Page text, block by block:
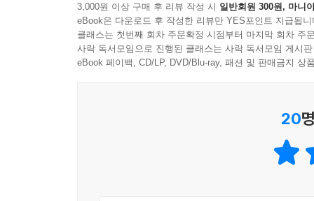
일반적으로 출산 후 3주 정도 지나면 몸을 가볍게
터는 걷기나 조깅, 자전거 타기 등과 같은 유산소
--- p.177
분명 고통과 통증이 있는데도 그 실체를 알 수 없
무엇이 어디서부터 잘못되었는지, 이제 그 바람의
찬바람을 쏘여서는 안 되고 섣불리 몸을 씻어서
그렇다면 미국, 유럽 등지에도 산후조리 문화
3,000원 이상 구매 후 리뷰 작성 시 일반회원 300원, 마니
eBook은 다운로드 후 작성한 리뷰만 YES포인트 지급됩니
클래스는 첫번째 회차 주문확정 시점부터 마지막 회차 주
사락 독서모임으로 진행된 클래스는 사락 독서모임 게시
eBook 페이백, CD/LP, DVD/Blu-ray, 패션 및 판매금지 상
20